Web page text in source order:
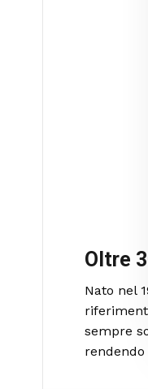
Oltre
Nato nel
sempre
rendendo